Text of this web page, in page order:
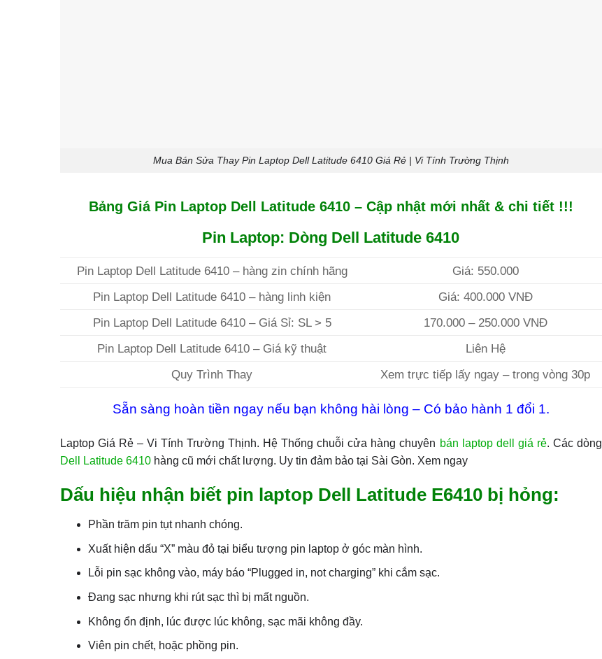
Mua Bán Sửa Thay Pin Laptop Dell Latitude 6410 Giá Rẻ | Vi Tính Trường Thịnh
Bảng Giá Pin Laptop Dell Latitude 6410 – Cập nhật mới nhất & chi tiết !!!
Pin Laptop: Dòng Dell Latitude 6410
Pin Laptop Dell Latitude 6410 – hàng zin chính hãng
Giá: 550.000
Pin Laptop Dell Latitude 6410 – hàng linh kiện
Giá: 400.000 VNĐ
Pin Laptop Dell Latitude 6410 – Giá Sỉ: SL > 5
170.000 – 250.000 VNĐ
Pin Laptop Dell Latitude 6410 – Giá kỹ thuật
Liên Hệ
Quy Trình Thay
Xem trực tiếp lấy ngay – trong vòng 30p
Sẵn sàng hoàn tiền ngay nếu bạn không hài lòng – Có bảo hành 1 đổi 1.
Laptop Giá Rẻ – Vi Tính Trường Thịnh. Hệ Thống chuỗi cửa hàng chuyên bán laptop dell giá rẻ. Các dòng
Dell Latitude 6410hàng cũ mới chất lượng. Uy tin đảm bảo tại Sài Gòn. Xem ngay
Dấu hiệu nhận biết pin laptop Dell Latitude E6410 bị hỏng:
Phần trăm pin tụt nhanh chóng.
Xuất hiện dấu “X” màu đỏ tại biểu tượng pin laptop ở góc màn hình.
Lỗi pin sạc không vào, máy báo “Plugged in, not charging” khi cắm sạc.
Đang sạc nhưng khi rút sạc thì bị mất nguồn.
Không ổn định, lúc được lúc không, sạc mãi không đầy.
Viên pin chết, hoặc phồng pin.